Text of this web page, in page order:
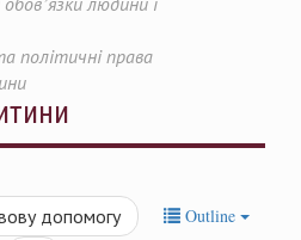
політичні права
Outline
допомогу